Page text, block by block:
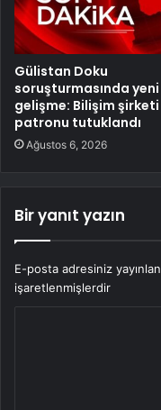
Gülistan Doku
soruşturmasında yeni
gelişme: Bilişim şirketi
patronu tutuklandı
Ağustos 6, 2026
Bir yanıt yazın
E-posta adresiniz
işaretlenmişlerdir